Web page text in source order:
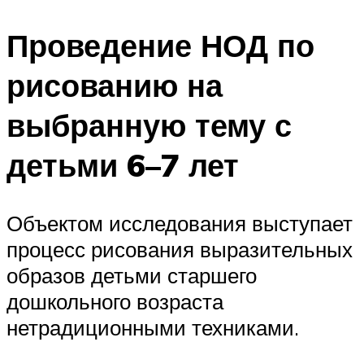
Проведение НОД по
рисованию на
выбранную тему с
детьми 6–7 лет
Объектом исследования выступает
процесс рисования выразительных
образов детьми старшего
дошкольного возраста
нетрадиционными техниками.